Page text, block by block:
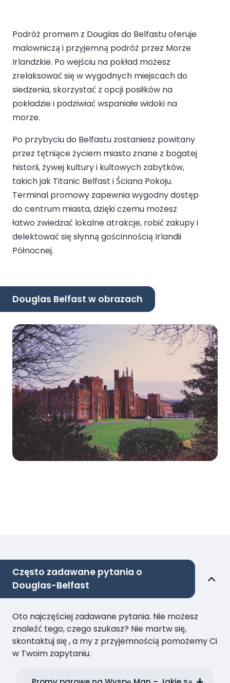
Podróż promem z Douglas do Belfastu oferuje
malowniczą i przyjemną podróż przez Morze
Irlandzkie. Po wejściu na pokład możesz
zrelaksować się w wygodnych miejscach do
siedzenia, skorzystać z opcji posiłków na
pokładzie i podziwiać wspaniałe widoki na
morze.
Po przybyciu do Belfastu zostaniesz powitany
przez tętniące życiem miasto znane z bogatej
historii, żywej kultury i kultowych zabytków,
takich jak Titanic Belfast i Ściana Pokoju.
Terminal promowy zapewnia wygodny dostęp
do centrum miasta, dzięki czemu możesz
łatwo zwiedzać lokalne atrakcje, robić zakupy i
delektować się słynną gościnnością Irlandii
Północnej.
Douglas Belfast w obrazach
Często zadawane pytania o
Douglas-Belfast
Oto najczęściej zadawane pytania. Nie możesz
znaleźć tego, czego szukasz? Nie martw się,
skontaktuj się , a my z przyjemnością pomożemy Ci
w Twoim zapytaniu.